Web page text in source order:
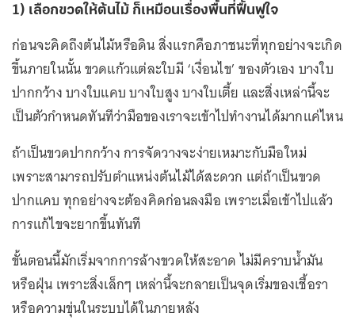
1) เลือกขวดให้ต้นไม้ ก็เหมือนเรื่องพื้นที่ฟื้นฟูใจ
ก่อนจะคิดถึงต้นไม้หรือดิน สิ่งแรกคือภาชนะที่ทุกอย่างจะเกิด
ขึ้นภายในนั้น ขวดแก้วแต่ละใบมี ‘เงื่อนไข’ ของตัวเอง บางใบ
ปากกว้าง บางใบแคบ บางใบสูง บางใบเตี้ย และสิ่งเหล่านี้จะ
เป็นตัวกำหนดทันทีว่ามือของเราจะเข้าไปทำงานได้มากแค่ไหน
ถ้าเป็นขวดปากกว้าง การจัดวางจะง่ายเหมาะกับมือใหม่
เพราะสามารถปรับตำแหน่งต้นไม้ได้สะดวก แต่ถ้าเป็นขวด
ปากแคบ ทุกอย่างจะต้องคิดก่อนลงมือ เพราะเมื่อเข้าไปแล้ว
การแก้ไขจะยากขึ้นทันที
ขั้นตอนนี้มักเริ่มจากการล้างขวดให้สะอาด ไม่มีคราบน้ำมัน
หรือฝุ่น เพราะสิ่งเล็กๆ เหล่านี้จะกลายเป็นจุดเริ่มของเชื้อรา
หรือความขุ่นในระบบได้ในภายหลัง